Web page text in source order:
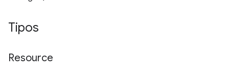
Tipos
Resource